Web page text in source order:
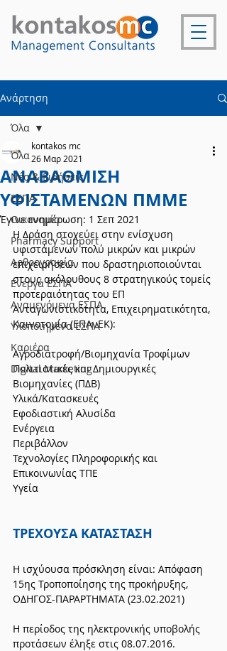
Ανάρτηση
Όλα
Νέα & Ειδήσεις
ΕΣΠΑ
Οικονομία
Pharmacy Support
Αρθρογραφία
Ενεργά ΕΣΠΑ
Αναμενόμενα ΕΣΠΑ
Υλοποιημένα ΕΣΠΑ
Καριέρα
Digital Marketing
Όλα
ΑΝΑΒΑΘΜΙΣΗ
ΥΦΙΣΤΑΜΕΝΩΝ ΠΜΜΕ
kontakos mc
26 Μαρ 2021
Έγινε ενημέρωση: 1 Σεπ 2021
Η Δράση στοχεύει στην ενίσχυση
υφιστάμενων πολύ μικρών και μικρών
επιχειρήσεων που δραστηριοποιούνται
στους ακόλουθους 8 στρατηγικούς τομείς
προτεραιότητας του ΕΠ
Ανταγωνιστικότητα, Επιχειρηματικότητα,
Καινοτομία (ΕΠΑνΕΚ):
Αγροδιατροφή/Βιομηχανία Τροφίμων
Πολιτιστικές και Δημιουργικές
Βιομηχανίες (ΠΔΒ)
Υλικά/Κατασκευές
Εφοδιαστική Αλυσίδα
Ενέργεια
Περιβάλλον
Τεχνολογίες Πληροφορικής και
Επικοινωνίας ΤΠΕ
Υγεία
ΤΡΕΧΟΥΣΑ ΚΑΤΑΣΤΑΣΗ
Η ισχύουσα πρόσκληση είναι: Απόφαση
15ης Τροποποίησης της προκήρυξης,
ΟΔΗΓΟΣ-ΠΑΡΑΡΤΗΜΑΤΑ (23.02.2021)
Η περίοδος της ηλεκτρονικής υποβολής
προτάσεων έληξε στις 08.07.2016.